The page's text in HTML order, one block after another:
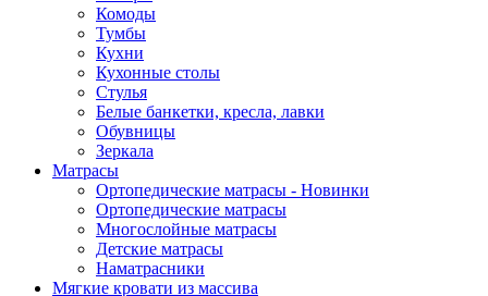
Комоды
Тумбы
Кухни
Кухонные столы
Стулья
Белые банкетки, кресла, лавки
Обувницы
Зеркала
Матрасы
Ортопедические матрасы - Новинки
Ортопедические матрасы
Многослойные матрасы
Детские матрасы
Наматрасники
Мягкие кровати из массива